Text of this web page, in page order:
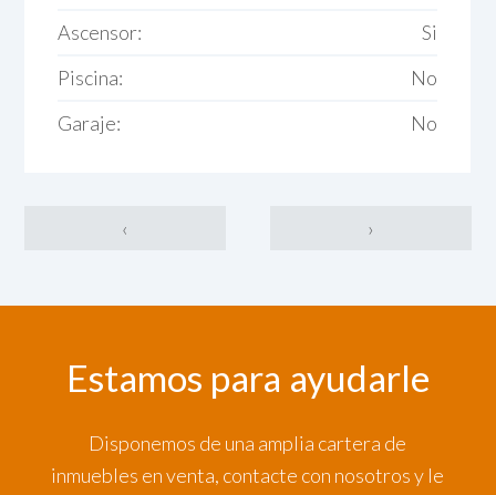
Ascensor:
Si
Piscina:
No
Garaje:
No
‹ ›
Estamos para ayudarle
Disponemos de una amplia cartera de
inmuebles en venta, contacte con nosotros y le